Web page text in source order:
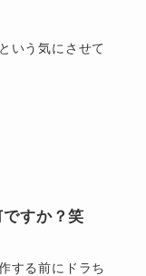
いう気にさせて
すか？笑
する前にドラち